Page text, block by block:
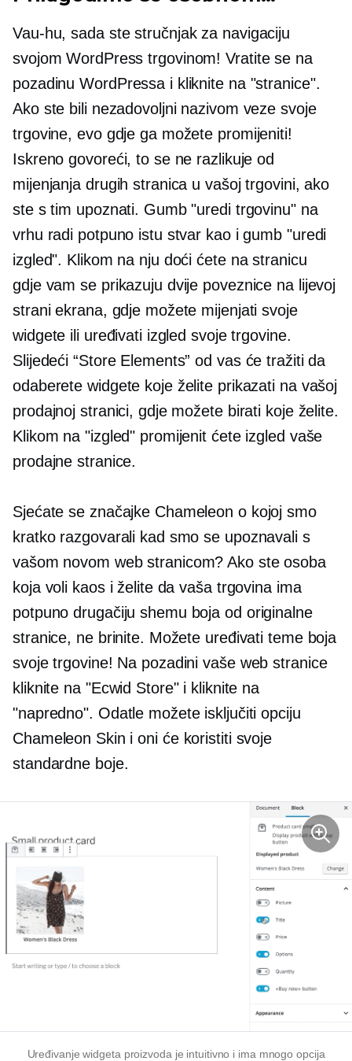
Vau-hu, sada ste stručnjak za navigaciju
svojom WordPress trgovinom! Vratite se na
pozadinu WordPressa i kliknite na "stranice".
Ako ste bili nezadovoljni nazivom veze svoje
trgovine, evo gdje ga možete promijeniti!
Iskreno govoreći, to se ne razlikuje od
mijenjanja drugih stranica u vašoj trgovini, ako
ste s tim upoznati. Gumb "uredi trgovinu" na
vrhu radi potpuno istu stvar kao i gumb "uredi
izgled". Klikom na nju doći ćete na stranicu
gdje vam se prikazuju dvije poveznice na lijevoj
strani ekrana, gdje možete mijenjati svoje
widgete ili uređivati ​​izgled svoje trgovine.
Slijedeći “Store Elements” od vas će tražiti da
odaberete widgete koje želite prikazati na vašoj
prodajnoj stranici, gdje možete birati koje želite.
Klikom na "izgled" promijenit ćete izgled vaše
prodajne stranice.
Sjećate se značajke Chameleon o kojoj smo
kratko razgovarali kad smo se upoznavali s
vašom novom web stranicom? Ako ste osoba
koja voli kaos i želite da vaša trgovina ima
potpuno drugačiju shemu boja od originalne
stranice, ne brinite. Možete uređivati ​​teme boja
svoje trgovine! Na pozadini vaše web stranice
kliknite na "Ecwid Store" i kliknite na
"napredno". Odatle možete isključiti opciju
Chameleon Skin i oni će koristiti svoje
standardne boje.
Uređivanje widgeta proizvoda je intuitivno i ima mnogo opcija